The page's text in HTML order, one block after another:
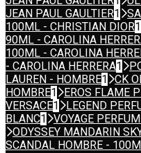
JEAN PAUL GAULTIER1
100ML - CHRISTIAN DIOR1
90ML - CAROLINA
100ML - CAROLINA
- CAROLINA HERRERA1
LAUREN - HOMBRE1
CK
HOMBRE1
EROS FLAME
VERSACE1
LEGEND
BLANC1 VOYAGE
ODYSSEY MANDARIN
SCANDAL HOMBRE -